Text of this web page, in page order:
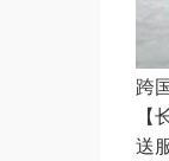
跨
送